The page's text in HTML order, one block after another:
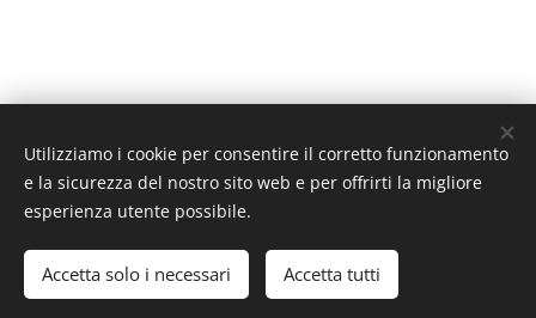
ALIMENTARI TOMADIN s.r.l
Creato con Webnode Cookies
Utilizziamo i cookie per consentire il corretto funzionamento
e la sicurezza del nostro sito web e per offrirti la migliore
esperienza utente possibile.
Accetta solo i necessari Accetta tutti